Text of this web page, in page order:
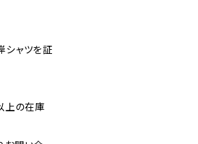
シャツを証
上の在庫